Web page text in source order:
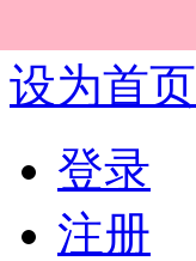
设为首页
登录
注册